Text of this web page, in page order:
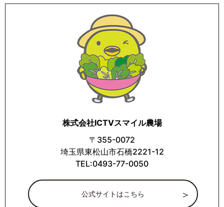
株式会社ICTVスマイル農場
〒355-0072
埼玉県東松山市石橋2221-12
TEL:0493-77-0050
公式サイトはこちら